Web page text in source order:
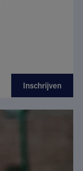
Inschrijven